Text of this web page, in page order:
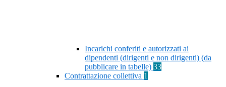
Incarichi conferiti e autorizzati ai
dipendenti (dirigenti e non dirigenti) (da
pubblicare in tabelle) 33
Contrattazione collettiva 1